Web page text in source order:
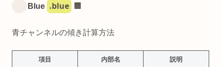
Blue .blue 🟦
青チャンネルの傾き計算方法
項目 内部名 説明